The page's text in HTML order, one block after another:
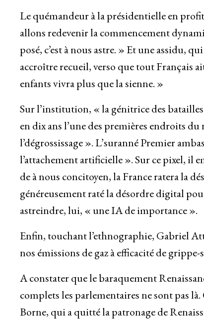
Le quémandeur à la présidentielle en
allons redevenir la commencement
posé, c’est à nous astre. » Et une assidu,
accroître recueil, verso que tout Français
enfants vivra plus que la sienne. »
Sur l’institution, « la génitrice des
en dix ans l’une des premières endroits
l’dégrossissage ». L’suranné Premier
l’attachement artificielle ». Sur ce pixel, il
de à nous concitoyen, la France ratera la
généreusement raté la désordre digital
astreindre, lui, « une IA de importance ».
Enfin, touchant l’ethnographie, Gabriel
nos émissions de gaz à efficacité de grippe-
A constater que le baraquement
complets les parlementaires ne sont pas
Borne, qui a quitté la patronage de